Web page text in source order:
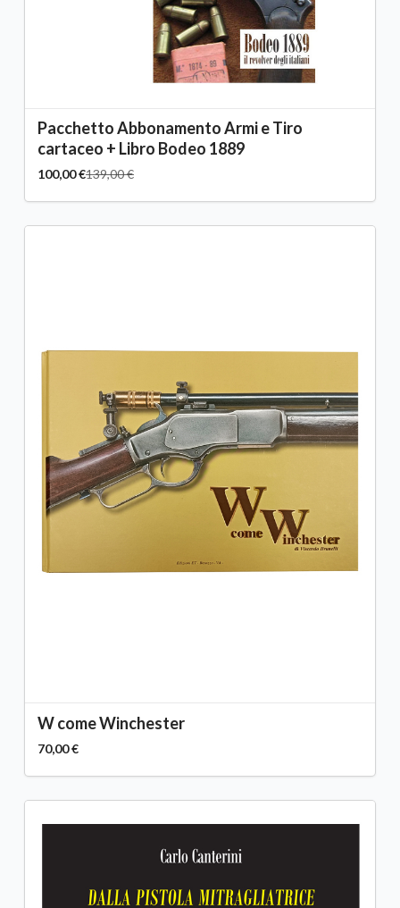
Pacchetto Abbonamento Armi e Tiro
cartaceo + Libro Bodeo 1889
100,00 €139,00 €
W come Winchester
70,00 €